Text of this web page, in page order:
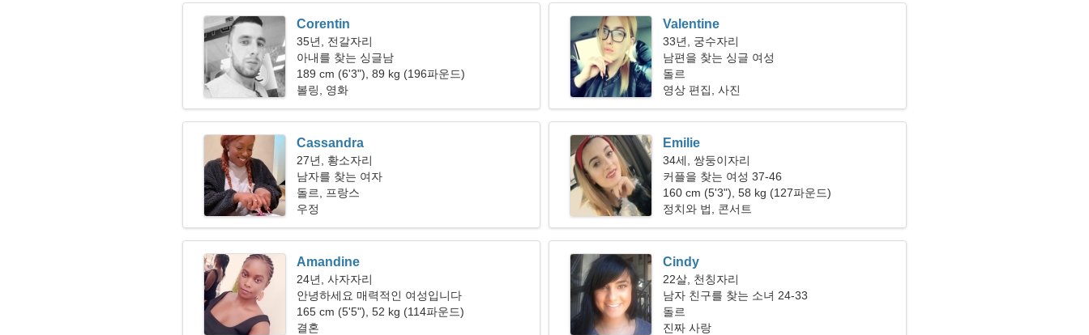
Corentin
35년, 전갈자리
아내를 찾는 싱글남
189 cm (6'3"), 89 kg (196파운드)
볼링, 영화
Valentine
33년, 궁수자리
남편을 찾는 싱글 여성
돌르
영상 편집, 사진
Cassandra
27년, 황소자리
남자를 찾는 여자
돌르, 프랑스
우정
Emilie
34세, 쌍둥이자리
커플을 찾는 여성 37-46
160 cm (5'3"), 58 kg (127파운드)
정치와 법, 콘서트
Amandine
24년, 사자자리
안녕하세요 매력적인 여성입니다
165 cm (5'5"), 52 kg (114파운드)
결혼
Cindy
22살, 천칭자리
남자 친구를 찾는 소녀 24-33
돌르
진짜 사랑